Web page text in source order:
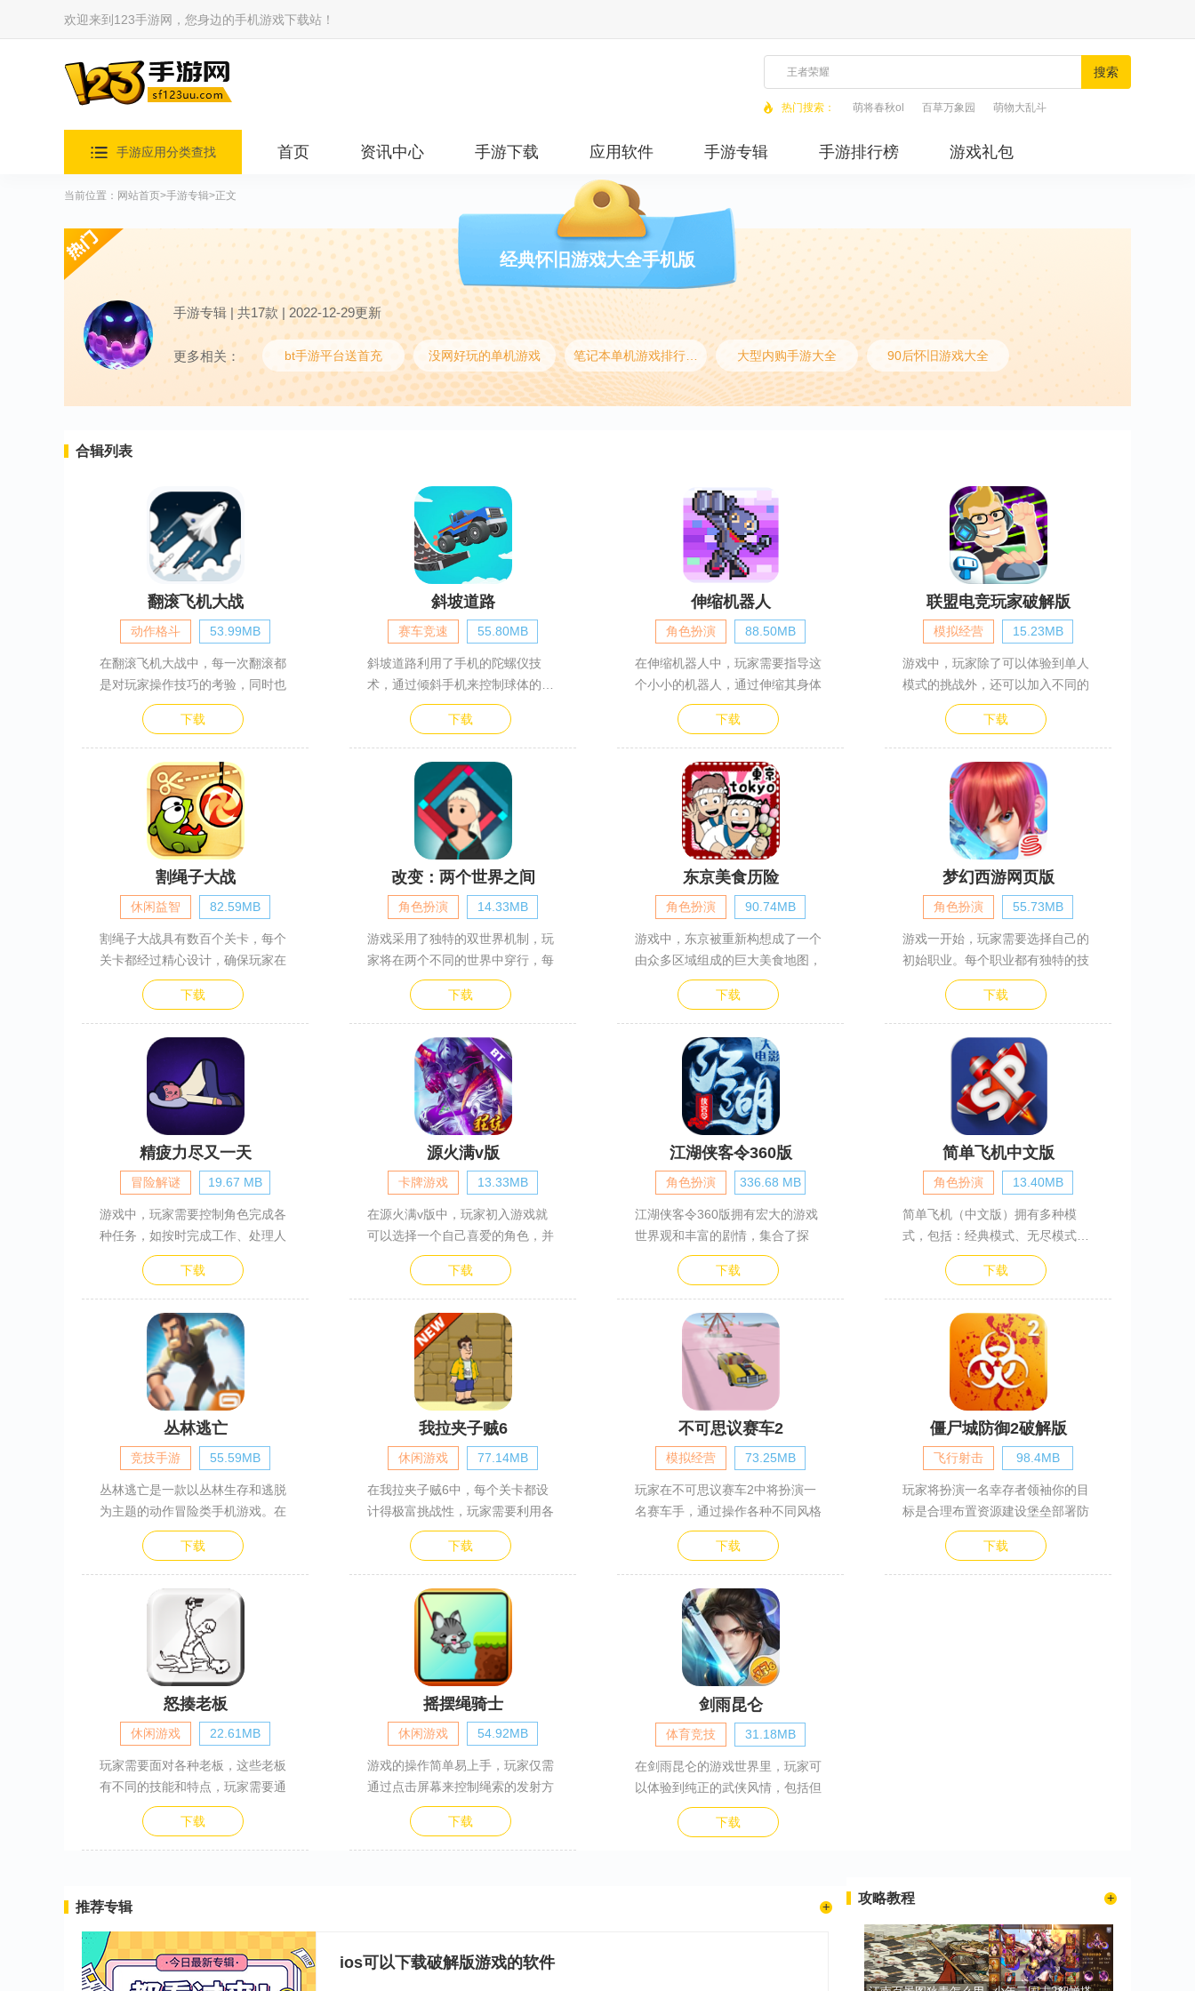
欢迎来到123手游网，您身边的手机游戏下载站！
搜索
热门搜索： 萌将春秋ol 百草万象园 萌物大乱斗
手游应用分类查找 首页 资讯中心 手游下载 应用软件 手游专辑 手游排行榜 游戏礼包
当前位置： 网站首页>手游专辑>正文
经典怀旧游戏大全手机版
手游专辑 | 共17款 | 2022-12-29更新
更多相关： bt手游平台送首充 没网好玩的单机游戏 大型内购手游大全 90后怀旧游戏大全
合辑列表
翻滚飞机大战
动作格斗 53.99MB
在翻滚飞机大战中，每一次翻滚都
是对玩家操作技巧的考验，同时也
下载
斜坡道路
赛车竞速 55.80MB
斜坡道路利用了手机的陀螺仪技
术，通过倾斜手机来控制球体的滑
下载
伸缩机器人
角色扮演 88.50MB
在伸缩机器人中，玩家需要指导这
个小小的机器人，通过伸缩其身体
下载
联盟电竞玩家破解版
模拟经营 15.23MB
游戏中，玩家除了可以体验到单人
模式的挑战外，还可以加入不同的
下载
割绳子大战
休闲益智 82.59MB
割绳子大战具有数百个关卡，每个
关卡都经过精心设计，确保玩家在
下载
改变：两个世界之间
角色扮演 14.33MB
游戏采用了独特的双世界机制，玩
家将在两个不同的世界中穿行，每
下载
东京美食历险
角色扮演 90.74MB
游戏中，东京被重新构想成了一个
由众多区域组成的巨大美食地图，
下载
梦幻西游网页版
角色扮演 55.73MB
游戏一开始，玩家需要选择自己的
初始职业。每个职业都有独特的技
下载
精疲力尽又一天
冒险解谜 19.67 MB
游戏中，玩家需要控制角色完成各
种任务，如按时完成工作、处理人
下载
源火满v版
卡牌游戏 13.33MB
在源火满v版中，玩家初入游戏就
可以选择一个自己喜爱的角色，并
下载
江湖侠客令360版
角色扮演 336.68 MB
江湖侠客令360版拥有宏大的游戏
世界观和丰富的剧情，集合了探
下载
简单飞机中文版
角色扮演 13.40MB
简单飞机（中文版）拥有多种模
式，包括：经典模式、无尽模式和
下载
丛林逃亡
竞技手游 55.59MB
丛林逃亡是一款以丛林生存和逃脱
为主题的动作冒险类手机游戏。在
下载
我拉夹子贼6
休闲游戏 77.14MB
在我拉夹子贼6中，每个关卡都设
计得极富挑战性，玩家需要利用各
下载
不可思议赛车2
模拟经营 73.25MB
玩家在不可思议赛车2中将扮演一
名赛车手，通过操作各种不同风格
下载
僵尸城防御2破解版
飞行射击 98.4MB
玩家将扮演一名幸存者领袖你的目
标是合理布置资源建设堡垒部署防
下载
怒揍老板
休闲游戏 22.61MB
玩家需要面对各种老板，这些老板
有不同的技能和特点，玩家需要通
下载
摇摆绳骑士
休闲游戏 54.92MB
游戏的操作简单易上手，玩家仅需
通过点击屏幕来控制绳索的发射方
下载
剑雨昆仑
体育竞技 31.18MB
在剑雨昆仑的游戏世界里，玩家可
以体验到纯正的武侠风情，包括但
下载
推荐专辑
ios可以下载破解版游戏的软件
攻略教程